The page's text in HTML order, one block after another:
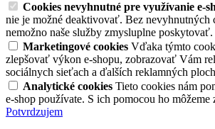
Cookies nevyhnutné pre využívanie e-
nie je možné deaktivovať. Bez nevyhnutných
nemožno naše služby zmysluplne poskytovať.
Marketingové cookies Vďaka týmto
zlepšovať výkon e-shopu, zobrazovať Vám
sociálnych sieťach a ďalších reklamných
Analytické cookies Tieto cookies nám
e-shop používate. S ich pomocou ho môžeme
Potvrdzujem